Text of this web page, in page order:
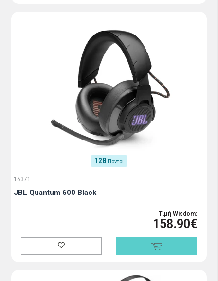
128 Πόντοι
16371
JBL Quantum 600 Black
Τιμή Wisdom:
158.90€